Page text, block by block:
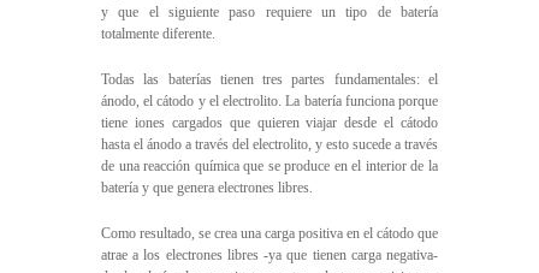
y que el siguiente paso requiere un tipo de batería
totalmente diferente.
Todas las baterías tienen tres partes fundamentales: el
ánodo, el cátodo y el electrolito. La batería funciona porque
tiene iones cargados que quieren viajar desde el cátodo
hasta el ánodo a través del electrolito, y esto sucede a través
de una reacción química que se produce en el interior de la
batería y que genera electrones libres.
Como resultado, se crea una carga positiva en el cátodo que
atrae a los electrones libres -ya que tienen carga negativa-